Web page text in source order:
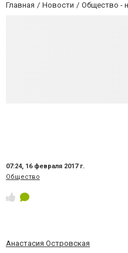
Главная Новости Общество -
07:24, 16 февраля 2017 г.
Общество
Анастасия Островская